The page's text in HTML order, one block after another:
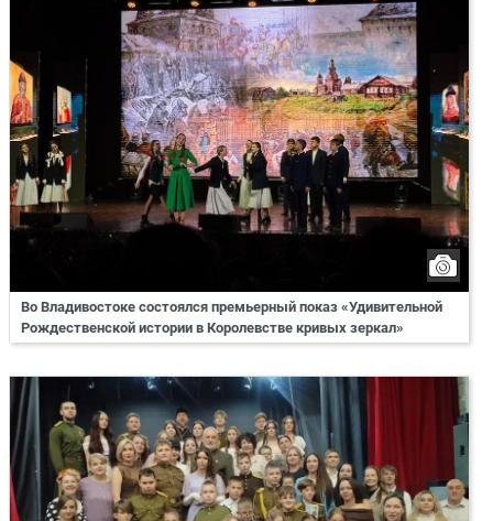
Во Владивостоке состоялся премьерный показ «Удивительной
Рождественской истории в Королевстве кривых зеркал»